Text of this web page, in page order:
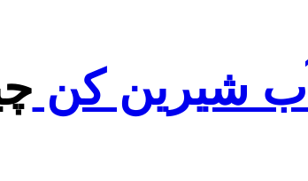
آب شیرین کن